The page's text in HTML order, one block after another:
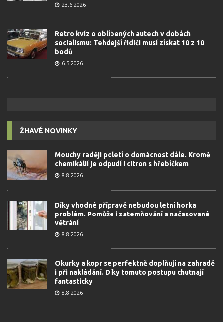
23.6.2026
Retro kvíz o oblíbených autech v dobách
socialismu: Tehdejší řidiči musí získat 10 z 10
bodů
6.5.2026
ŽHAVÉ NOVINKY
Mouchy raději poletí o domácnost dále. Kromě
chemikálií je odpudí i citron s hřebíčkem
8.8.2026
Díky vhodné přípravě nebudou letní horka
problém. Pomůže i zatemňování a načasované
větrání
8.8.2026
Okurky a kopr se perfektně doplňují na zahradě
i při nakládání. Díky tomuto postupu chutnají
fantasticky
8.8.2026